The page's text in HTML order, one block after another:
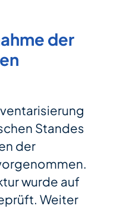
der
Standes
der
wurde auf
Weiter